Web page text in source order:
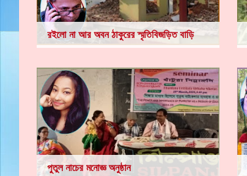
রইলো না আর অবন ঠাকুরের স্মৃতিবিজড়িত বাড়ি
পুতুল নাচের মনোজ্ঞ অনুষ্ঠান